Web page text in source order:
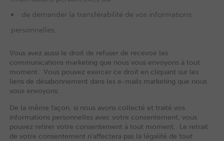
de demander la transférabilité de vos informations
personnelles.
Vous avez aussi le droit de refuser de recevoir les
communications marketing que nous vous envoyons à tout
moment. Vous pouvez exercer ce droit en cliquant sur les
liens de désabonnement dans les e-mails marketing que nous
vous envoyons.
De la même façon, si nous avons collecté et traité vos
informations personnelles avec votre consentement, vous
pouvez retirer votre consentement à tout moment. Le retrait
de votre consentement n’affectera pas la légalité de tout